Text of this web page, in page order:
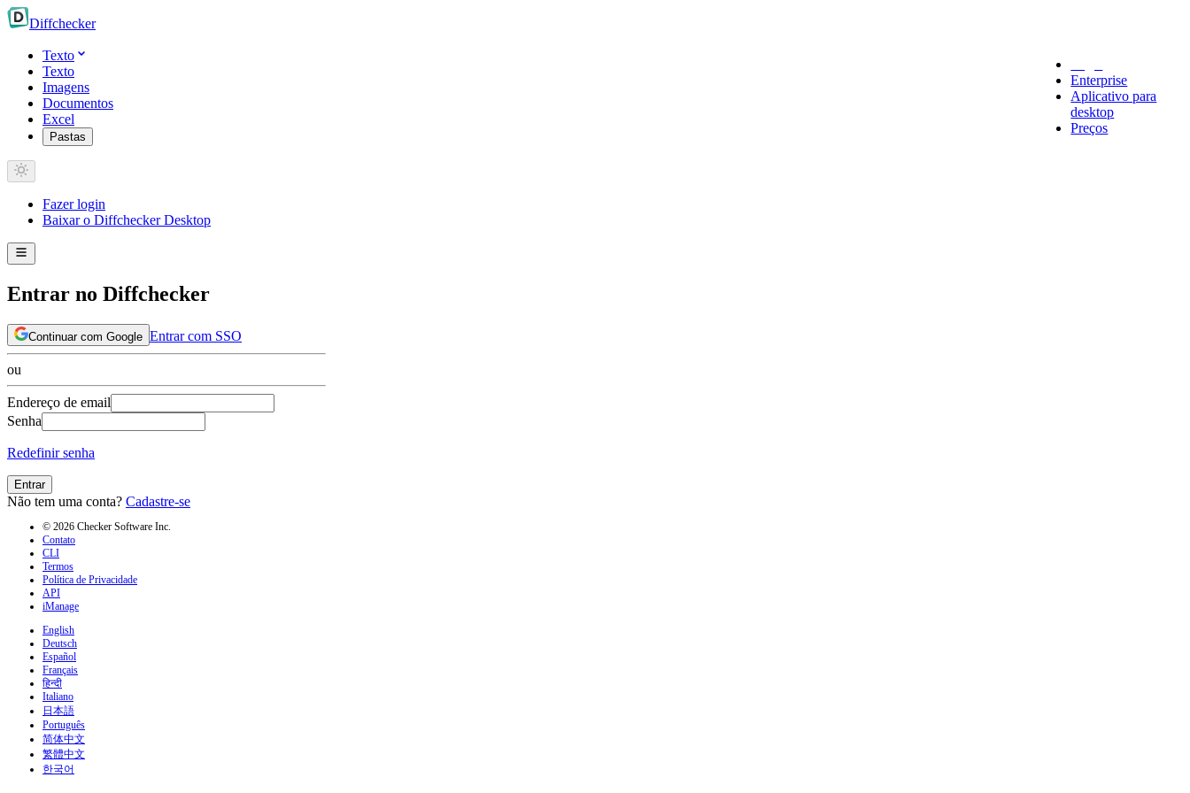
Diffchecker
Texto
Texto
Imagens
Documentos
Excel
Pastas
Enterprise
Aplicativo para
desktop
Preços
Fazer login
Baixar o Diffchecker Desktop
Entrar no Diffchecker
Continuar com Google Entrar com SSO
ou
Endereço de email
Senha
Redefinir senha
Entrar
Não tem uma conta? Cadastre-se
© 2026 Checker Software Inc.
Contato
CLI
Termos
Política de Privacidade
API
iManage
English
Deutsch
Español
Français
हिन्दी
Italiano
日本語
Português
简体中文
繁體中文
한국어